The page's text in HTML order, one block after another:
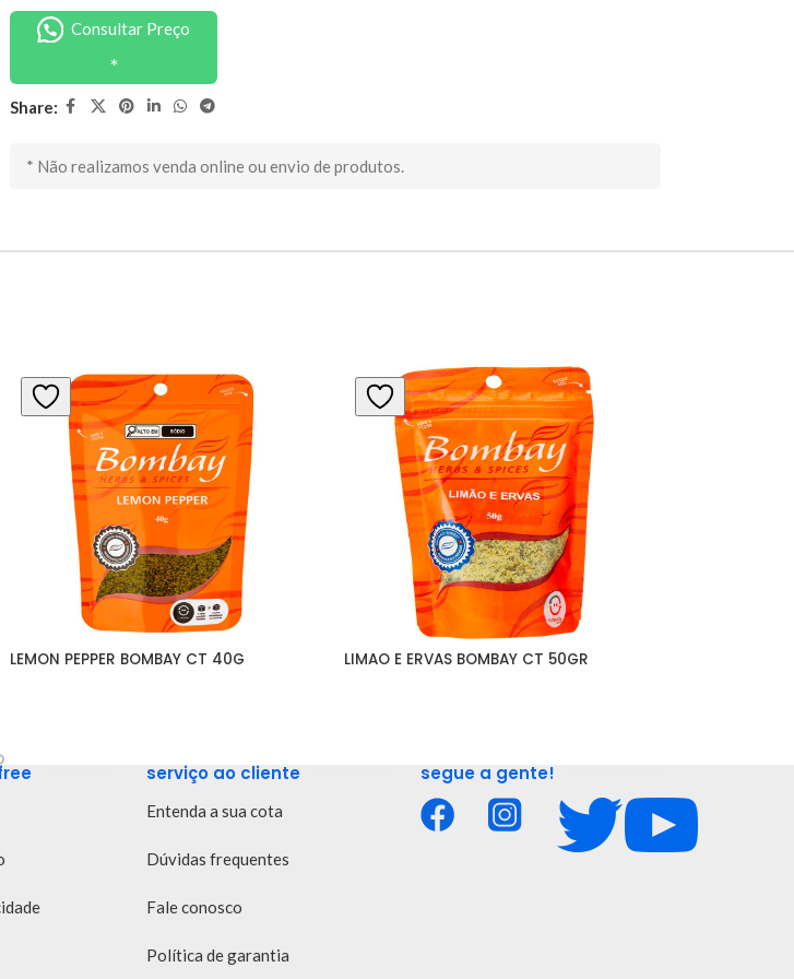
Consultar Preço
Share:
* Não realizamos venda online ou envio de produtos.
LEMON PEPPER BOMBAY CT 40G LIMAO E ERVAS BOMBAY CT 50GR
serviço ao cliente
Entenda a sua cota
Dúvidas frequentes
Fale conosco
Política de garantia
segue a gente!